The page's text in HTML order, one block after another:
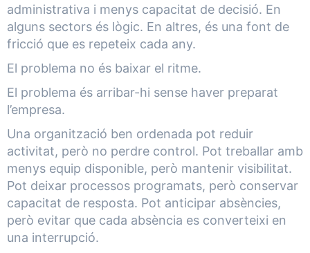
administrativa i menys capacitat de decisió. En
alguns sectors és lògic. En altres, és una font de
fricció que es repeteix cada any.
El problema no és baixar el ritme.
El problema és arribar-hi sense haver preparat
l’empresa.
Una organització ben ordenada pot reduir
activitat, però no perdre control. Pot treballar amb
menys equip disponible, però mantenir visibilitat.
Pot deixar processos programats, però conservar
capacitat de resposta. Pot anticipar absències,
però evitar que cada absència es converteixi en
una interrupció.